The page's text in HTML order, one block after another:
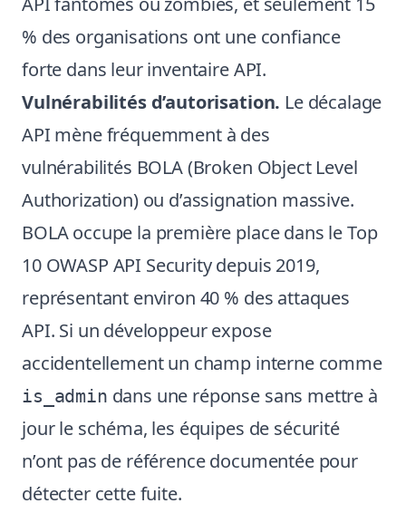
% des organisations ont une confiance
forte dans leur inventaire API.
Vulnérabilités d’autorisation. Le décalage
API mène fréquemment à des
vulnérabilités BOLA (Broken Object Level
Authorization) ou d’assignation massive.
BOLA occupe la première place dans le Top
10 OWASP API Security depuis 2019,
représentant environ 40 % des attaques
API. Si un développeur expose
accidentellement un champ interne comme
is_admin dans une réponse sans mettre à
jour le schéma, les équipes de sécurité
n’ont pas de référence documentée pour
détecter cette fuite.